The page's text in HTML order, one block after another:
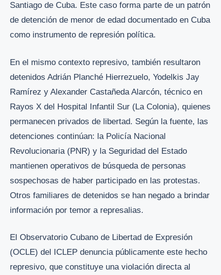
Santiago de Cuba. Este caso forma parte de un patrón
de detención de menor de edad documentado en Cuba
como instrumento de represión política.
En el mismo contexto represivo, también resultaron
detenidos Adrián Planché Hierrezuelo, Yodelkis Jay
Ramírez y Alexander Castañeda Alarcón, técnico en
Rayos X del Hospital Infantil Sur (La Colonia), quienes
permanecen privados de libertad. Según la fuente, las
detenciones continúan: la Policía Nacional
Revolucionaria (PNR) y la Seguridad del Estado
mantienen operativos de búsqueda de personas
sospechosas de haber participado en las protestas.
Otros familiares de detenidos se han negado a brindar
información por temor a represalias.
El Observatorio Cubano de Libertad de Expresión
(OCLE) del ICLEP denuncia públicamente este hecho
represivo, que constituye una violación directa al